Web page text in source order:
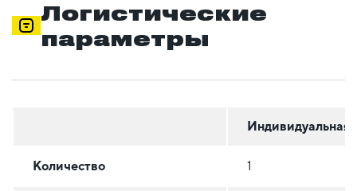
Логистические
параметры
Индивидуальная
Количество 1